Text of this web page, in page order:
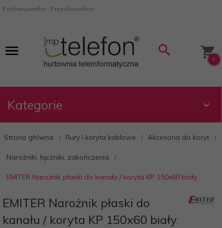
Porównywarka Przechowalnia
0
Kategorie
Strona główna Rury i koryta kablowe Akcesoria do koryt
Narożniki, łączniki, zakończenia
EMITER Narożnik płaski do kanału / koryta KP 150x60 biały
EMITER Narożnik płaski do
kanału / koryta KP 150x60 biały